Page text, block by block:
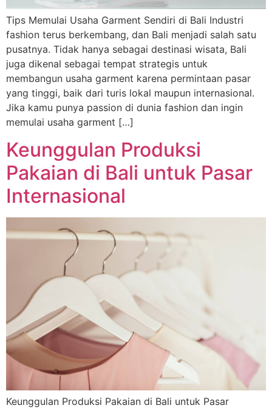
Tips Memulai Usaha Garment Sendiri di Bali Industri
fashion terus berkembang, dan Bali menjadi salah satu
pusatnya. Tidak hanya sebagai destinasi wisata, Bali
juga dikenal sebagai tempat strategis untuk
membangun usaha garment karena permintaan pasar
yang tinggi, baik dari turis lokal maupun internasional.
Jika kamu punya passion di dunia fashion dan ingin
memulai usaha garment […]
Keunggulan Produksi
Pakaian di Bali untuk Pasar
Internasional
Keunggulan Produksi Pakaian di Bali untuk Pasar